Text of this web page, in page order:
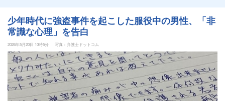
少年時代に強盗事件を起こした服役中の男性、「非
常識な心理」を告白
2026年5月20日 10時5分 写真：弁護士ドットコム